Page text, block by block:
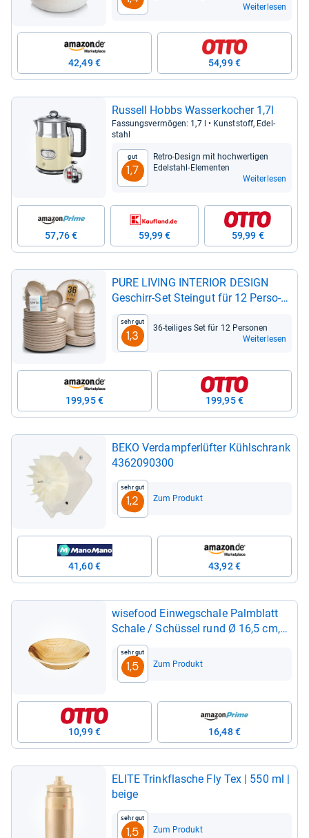
Weiterlesen
42,49 € 54,99 €
Rus­sell Hobbs Was­ser­ko­cher 1,7l
Fas­sungs­ver­mö­gen: 1,7 l • Kunst­stoff, Edel­
stahl
Gut
1,7
Retro-​Design mit hoch­wer­ti­gen
Edel­stahl-​Ele­men­ten
Weiterlesen
57,76 € 59,99 € 59,99 €
PURE LIVING INTE­RIOR DESIGN
Geschirr-​Set Stein­gut für 12 Per­so­
nen – 36-​tlg. im rustic Land­haus­stil
Sehr gut
1,3
36-​tei­li­ges Set für 12 Per­so­nen
Weiterlesen
199,95 € 199,95 €
BEKO Ver­damp­fer­lüf­ter Kühl­schrank
4362090300
Sehr gut
1,2 Zum Produkt
41,60 € 43,92 €
wise­food Ein­weg­schale Palm­blatt
Schale / Schüs­sel rund Ø 16,5 cm,
Palm­blatt, (25-​tlg)
Sehr gut
1,5 Zum Produkt
10,99 € 16,48 €
ELITE Trink­fla­sche Fly Tex | 550 ml |
beige
Sehr gut
1,5 Zum Produkt